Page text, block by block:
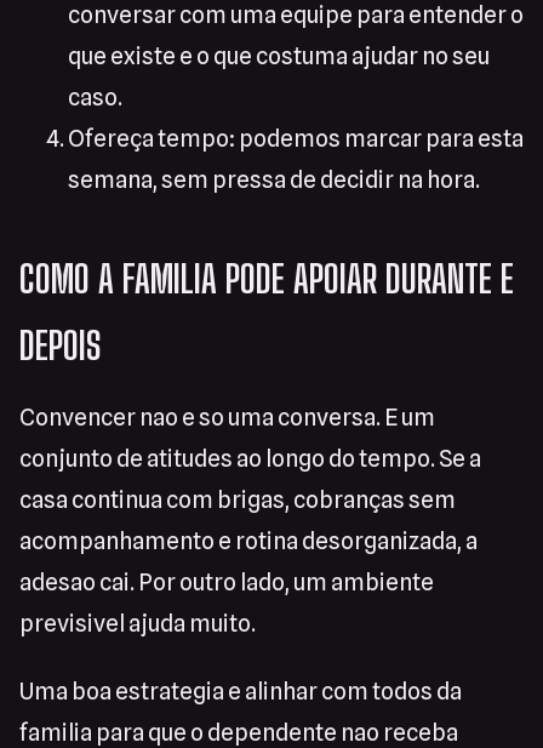
conversar com uma equipe para entender o
que existe e o que costuma ajudar no seu
caso.
Ofereça tempo: podemos marcar para esta
semana, sem pressa de decidir na hora.
COMO A FAMILIA PODE APOIAR DURANTE E
DEPOIS
Convencer nao e so uma conversa. E um
conjunto de atitudes ao longo do tempo. Se a
casa continua com brigas, cobranças sem
acompanhamento e rotina desorganizada, a
adesao cai. Por outro lado, um ambiente
previsivel ajuda muito.
Uma boa estrategia e alinhar com todos da
familia para que o dependente nao receba